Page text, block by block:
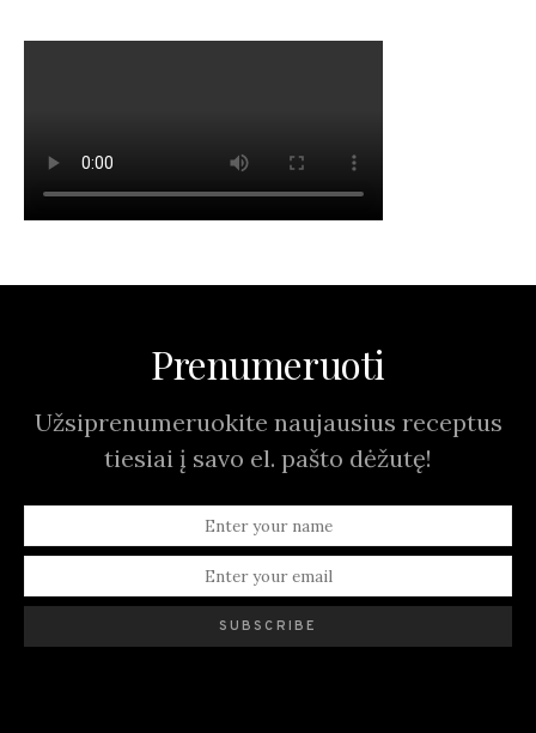
Prenumeruoti
Užsiprenumeruokite naujausius receptus
tiesiai į savo el. pašto dėžutę!
SUBSCRIBE